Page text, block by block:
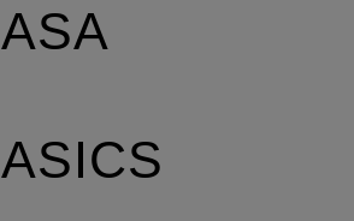
ASA
ASICS